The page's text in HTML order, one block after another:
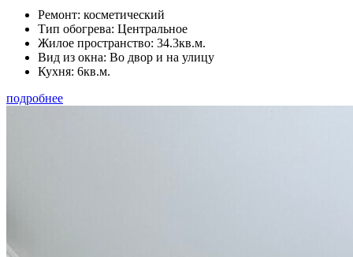
Ремонт: косметический
Тип обогрева: Центральное
Жилое пространство: 34.3кв.м.
Вид из окна: Во двор и на улицу
Кухня: 6кв.м.
подробнее